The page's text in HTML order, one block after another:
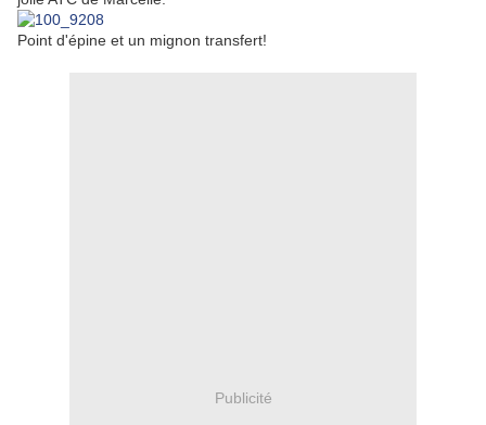
Point d'épine et un mignon transfert!
Publicité